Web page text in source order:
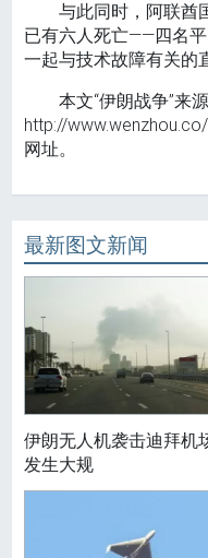
与此同时，阿联酋
已有六人死亡——四名
一起与技术故障有关的
本文“伊朗战争”来源
http://
网址。
最新图文新闻
伊朗无人机袭击迪拜机
发生大规